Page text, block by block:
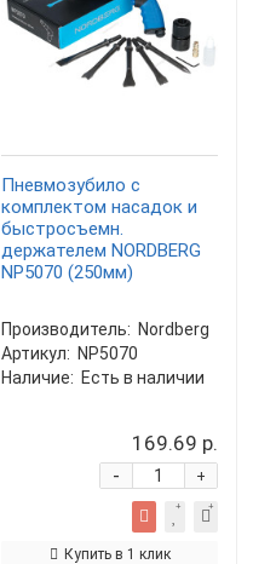
Пневмозубило с
комплектом насадок и
быстросъемн.
держателем NORDBERG
NP5070 (250мм)
Производитель: Nordberg
Артикул: NP5070
Наличие: Есть в наличии
169.69 р.
+
-
Купить в 1 клик